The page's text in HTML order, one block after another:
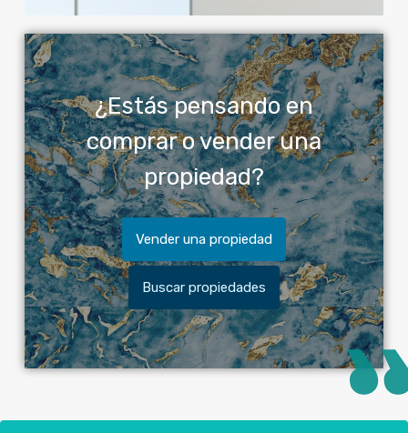
¿Estás pensando en
comprar o vender una
propiedad?
Vender una propiedad
Buscar propiedades